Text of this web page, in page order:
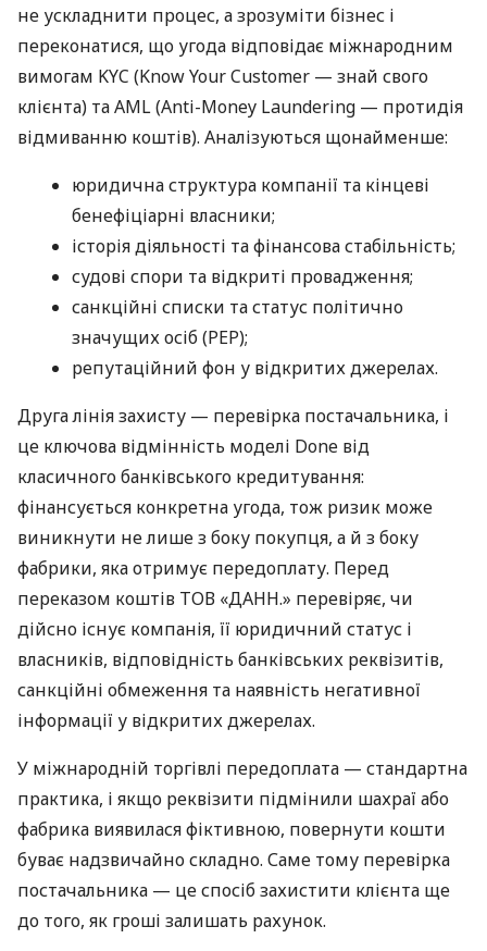
не ускладнити процес, а зрозуміти бізнес і
переконатися, що угода відповідає міжнародним
вимогам KYC (Know Your Customer — знай свого
клієнта) та AML (Anti-Money Laundering — протидія
відмиванню коштів). Аналізуються щонайменше:
юридична структура компанії та кінцеві
бенефіціарні власники;
історія діяльності та фінансова стабільність;
судові спори та відкриті провадження;
санкційні списки та статус політично
значущих осіб (PEP);
репутаційний фон у відкритих джерелах.
Друга лінія захисту — перевірка постачальника, і
це ключова відмінність моделі Done від
класичного банківського кредитування:
фінансується конкретна угода, тож ризик може
виникнути не лише з боку покупця, а й з боку
фабрики, яка отримує передоплату. Перед
переказом коштів ТОВ «ДАНН.» перевіряє, чи
дійсно існує компанія, її юридичний статус і
власників, відповідність банківських реквізитів,
санкційні обмеження та наявність негативної
інформації у відкритих джерелах.
У міжнародній торгівлі передоплата — стандартна
практика, і якщо реквізити підмінили шахраї або
фабрика виявилася фіктивною, повернути кошти
буває надзвичайно складно. Саме тому перевірка
постачальника — це спосіб захистити клієнта ще
до того, як гроші залишать рахунок.